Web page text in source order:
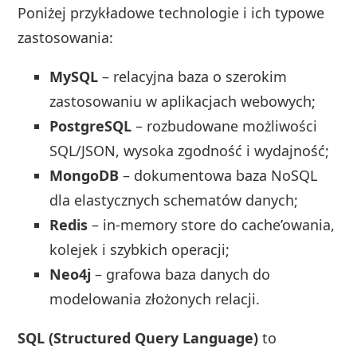
Poniżej przykładowe technologie i ich typowe
zastosowania:
MySQL – relacyjna baza o szerokim
zastosowaniu w aplikacjach webowych;
PostgreSQL – rozbudowane możliwości
SQL/JSON, wysoka zgodność i wydajność;
MongoDB – dokumentowa baza NoSQL
dla elastycznych schematów danych;
Redis – in-memory store do cache’owania,
kolejek i szybkich operacji;
Neo4j – grafowa baza danych do
modelowania złożonych relacji.
SQL (Structured Query Language) to